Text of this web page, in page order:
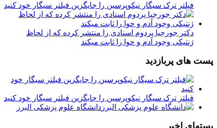
فیلتر ترک سیگار نیکوپرسین را جایگزین فیلتر سیگار خود کنید
دکتر جورجیا پردوم اسنادی را منتشر کرده که از لحاظ
ژنتیکی وجود آدم و حوا را ثابت میکند
پست های پربازدید
فیلتر ترک سیگار نیکوپرسین را جایگزین فیلتر سیگار خود کنید
دانشگاه علوم پزشکی البرز
پستهای اخیر